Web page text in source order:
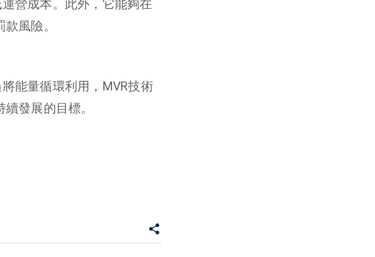
營成本。此外，它能夠在
風險。
能量循環利用，MVR技術
發展的目標。